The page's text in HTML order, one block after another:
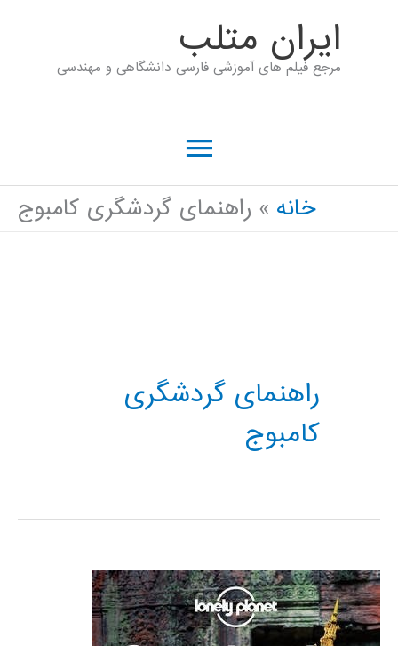
ايران متلب
مرجع فیلم های آموزشی فارسی دانشگاهی و مهندسی
فهرست
اصلی
خانه راهنمای گردشگری کامبوج
راهنمای گردشگری
کامبوج